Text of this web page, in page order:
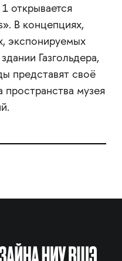
открывается
В концепциях,
экспонируемых
Газгольдера,
представят своё
пространства музея